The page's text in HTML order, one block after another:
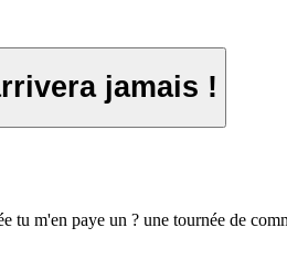
jamais !
tu m'en paye un ? une tournée de